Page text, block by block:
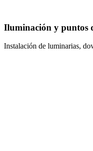
Iluminación y puntos
Instalación de luminarias,